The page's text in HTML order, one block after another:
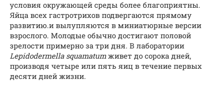
условия окружающей среды более благоприятны.
Яйца всех гастротрихов подвергаются прямому
развитию.и вылупляются в миниатюрные версии
взрослого. Молодые обычно достигают половой
зрелости примерно за три дня. В лаборатории
Lepidodermella squamatum живет до сорока дней,
производя четыре или пять яиц в течение первых
десяти дней жизни.